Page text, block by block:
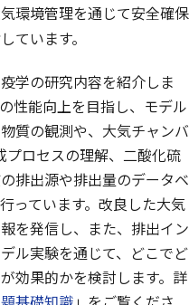
環境管理を通じて安全確保
ています。
学の研究内容を紹介しま
性能向上を目指し、モデル
質の観測や、大気チャンバ
プロセスの理解、二酸化硫
排出源や排出量のデータベ
っています。改良した大気
を発信し、また、排出イン
ル実験を通じて、どこでど
効果的かを検討します。詳